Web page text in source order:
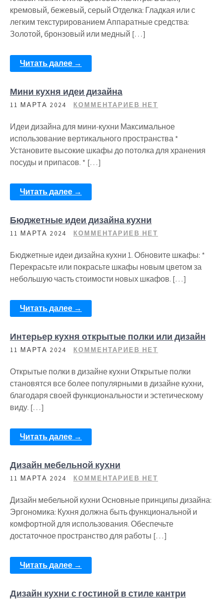
кремовый, бежевый, серый Отделка: Гладкая или с
легким текстурированием Аппаратные средства:
Золотой, бронзовый или медный […]
Читать далее →
Мини кухня идеи дизайна
11 МАРТА 2024 КОММЕНТАРИЕВ НЕТ
Идеи дизайна для мини-кухни Максимальное
использование вертикального пространства *
Установите высокие шкафы до потолка для хранения
посуды и припасов. * […]
Читать далее →
Бюджетные идеи дизайна кухни
11 МАРТА 2024 КОММЕНТАРИЕВ НЕТ
Бюджетные идеи дизайна кухни 1. Обновите шкафы: *
Перекрасьте или покрасьте шкафы новым цветом за
небольшую часть стоимости новых шкафов. […]
Читать далее →
Интерьер кухня открытые полки или дизайн
11 МАРТА 2024 КОММЕНТАРИЕВ НЕТ
Открытые полки в дизайне кухни Открытые полки
становятся все более популярными в дизайне кухни,
благодаря своей функциональности и эстетическому
виду. […]
Читать далее →
Дизайн мебельной кухни
11 МАРТА 2024 КОММЕНТАРИЕВ НЕТ
Дизайн мебельной кухни Основные принципы дизайна:
Эргономика: Кухня должна быть функциональной и
комфортной для использования. Обеспечьте
достаточное пространство для работы […]
Читать далее →
Дизайн кухни с гостиной в стиле кантри